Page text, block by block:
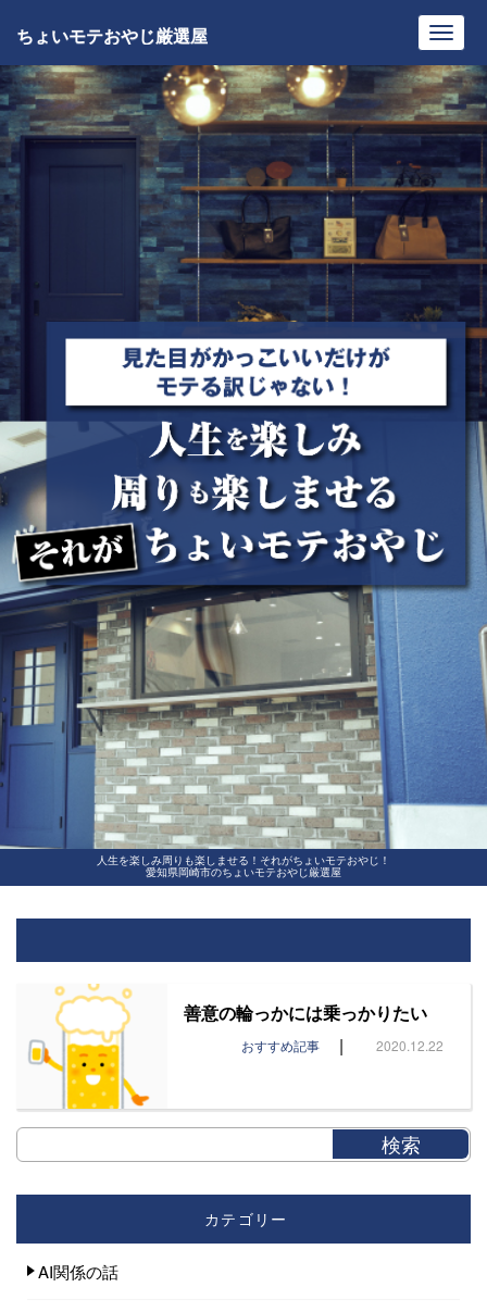
人生を楽しみ周りも楽しませる！それがちょいモテおやじ！
愛知県岡崎市のちょいモテおやじ厳選屋
ちょいモテおやじ厳選屋
善意の輪っかには乗っかりたい
おすすめ記事 | 2020.12.22
カテゴリー
AI関係の話